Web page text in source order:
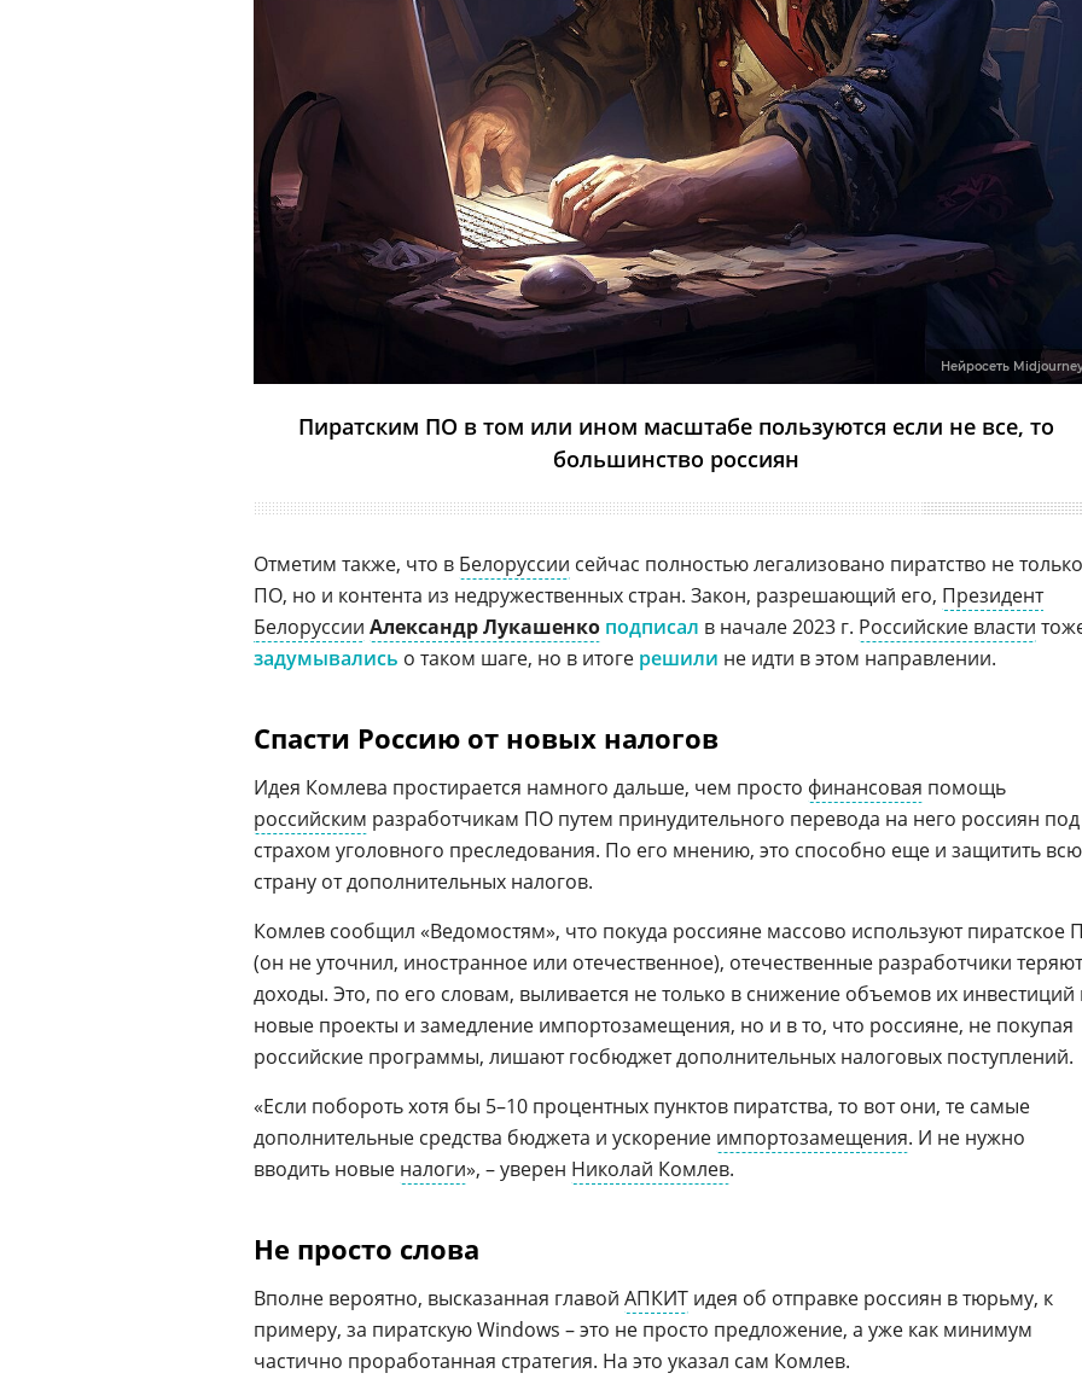
Нейросеть
Пиратским ПО в том или ином масштабе пользуются если не все, то
большинство россиян
Отметим также, что в Белоруссии сейчас полностью легализовано пиратство не только
ПО, но и контента из недружественных стран. Закон, разрешающий его, Президент
Белоруссии Александр Лукашенко подписал в начале 2023 г. Российские власти
задумывались о таком шаге, но в итоге решили не идти в этом направлении.
Спасти Россию от новых налогов
Идея Комлева простирается намного дальше, чем просто финансовая помощь
российским разработчикам ПО путем принудительного перевода на него россиян под
страхом уголовного преследования. По его мнению, это способно еще и защитить всю
страну от дополнительных налогов.
Комлев сообщил «Ведомостям», что покуда россияне массово используют пиратское
(он не уточнил, иностранное или отечественное), отечественные разработчики теряют
доходы. Это, по его словам, выливается не только в снижение объемов их инвестиций
новые проекты и замедление импортозамещения, но и в то, что россияне, не покупая
российские программы, лишают госбюджет дополнительных налоговых поступлений.
«Если побороть хотя бы 5–10 процентных пунктов пиратства, то вот они, те самые
дополнительные средства бюджета и ускорение импортозамещения. И не нужно
вводить новые налоги», – уверен Николай Комлев.
Не просто слова
Вполне вероятно, высказанная главой АПКИТ идея об отправке россиян в тюрьму, к
примеру, за пиратскую Windows – это не просто предложение, а уже как минимум
частично проработанная стратегия. На это указал сам Комлев.